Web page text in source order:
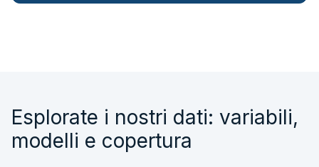
Esplorate i nostri dati: variabili,
modelli e copertura